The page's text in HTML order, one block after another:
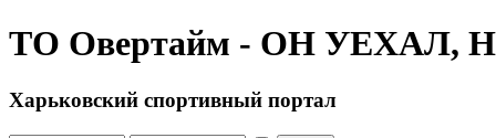
ТО Овертайм - ОН
Харьковский спортивный портал